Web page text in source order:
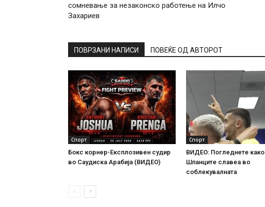
сомневање за незаконско работење на Илчо
Захариев
ПОВРЗАНИ НАПИСИ ПОВЕЌЕ ОД АВТОРОТ
Спорт
Бокс корнер-Експлозивен судир
во Саудиска Арабија (ВИДЕО)
Спорт
ВИДЕО: Погледнете како
Шпанците славеа во
соблекувалната